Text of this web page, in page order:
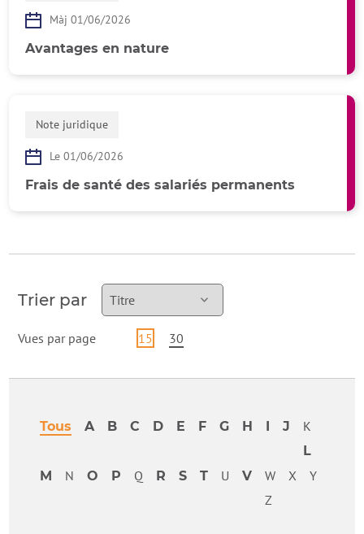
Màj 01/06/2026
Avantages en nature
Note juridique
Le 01/06/2026
Frais de santé des salariés permanents
Trier parpertinence ou ancienneté des
Vues par page 15 30
Tous A B C D E F G H I J K
L
M
N O P Q R S T U V W X
Y
Z